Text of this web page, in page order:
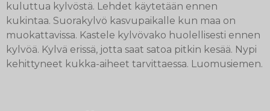
kuluttua kylvöstä. Lehdet käytetään ennen
kukintaa. Suorakylvö kasvupaikalle kun maa on
muokattavissa. Kastele kylvövako huolellisesti ennen
kylvöä. Kylvä erissä, jotta saat satoa pitkin kesää. Nypi
kehittyneet kukka-aiheet tarvittaessa. Luomusiemen.